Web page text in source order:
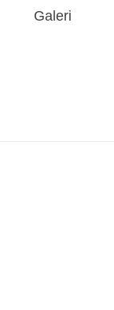
Galeri